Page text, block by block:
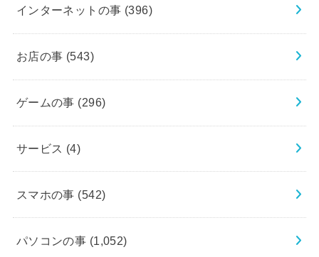
インターネットの事 (396)
お店の事 (543)
ゲームの事 (296)
サービス (4)
スマホの事 (542)
パソコンの事 (1,052)